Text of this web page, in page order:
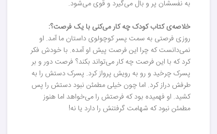
به نفسشان پر و بال می‌گیرد و قوی می‌شود.
خلاصه‌ی کتاب کودک چه کار می‌کنی با یک فرصت؟:
روزی فرصتی به سمت پسر کوچولوی داستان ما آمد. او
نمی‌دانست که چرا این فرصت پیش او آمده. با خودش فکر
کرد که با این فرصت چه کار می‌تواند بکند؟ فرصت دور و بر
پسرک چرخید و رو به رویش پرواز کرد. پسرک دستش را به
طرفش دراز کرد. اما چون خیلی مطمئن نبود دستش را پس
کشید. او فهمیده بود که فرصتش را می‌خواهد اما هنوز
مطمئن نبود که شهامت گرفتنش را دارد یا نه!